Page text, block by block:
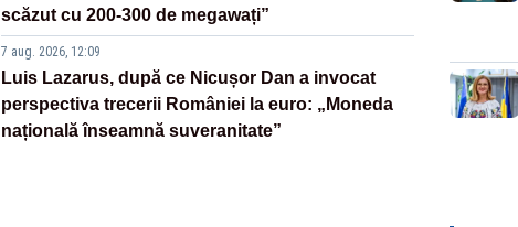
scăzut cu 200-300 de megawați”
7 aug. 2026, 12:09
Luis Lazarus, după ce Nicușor Dan a invocat
perspectiva trecerii României la euro: „Moneda
națională înseamnă suveranitate”